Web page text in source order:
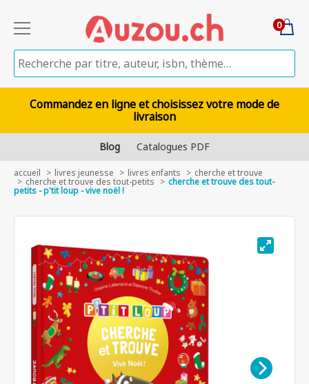
0
Commandez en ligne et choisissez votre mode de
livraison
Blog Catalogues PDF
accueil livres jeunesse livres enfants cherche et trouve
cherche et trouve des tout-petits cherche et trouve des tout-
petits - p'tit loup - vive noël !